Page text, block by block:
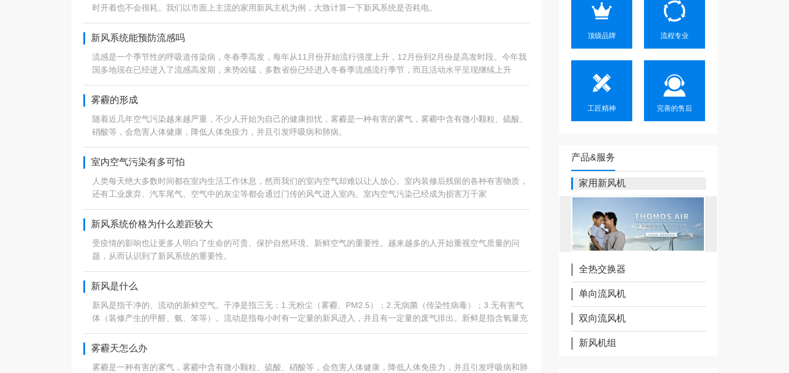
时开着也不会很耗。我们以市面上主流的家用新风主机为例，大致计算一下新风系统是否耗电。
新风系统能预防流感吗
流感是一个季节性的呼吸道传染病，冬春季高发，每年从11月份开始流行强度上升，12月份到2月份是高发时段。今年我
国多地现在已经进入了流感高发期，来势凶猛，多数省份已经进入冬春季流感流行季节，而且活动水平呈现继续上升
雾霾的形成
随着近几年空气污染越来越严重，不少人开始为自己的健康担忧，雾霾是一种有害的雾气，雾霾中含有微小颗粒、硫酸、
硝酸等，会危害人体健康，降低人体免疫力，并且引发呼吸病和肺病。
室内空气污染有多可怕
人类每天绝大多数时间都在室内生活工作休息，然而我们的室内空气却难以让人放心。室内装修后残留的各种有害物质，
还有工业废弃、汽车尾气、空气中的灰尘等都会通过门传的风气进入室内。室内空气污染已经成为损害万千家
新风系统价格为什么差距较大
受疫情的影响也让更多人明白了生命的可贵、保护自然环境、新鲜空气的重要性。越来越多的人开始重视空气质量的问
题，从而认识到了新风系统的重要性。
新风是什么
新风是指干净的、流动的新鲜空气。干净是指三无：1.无粉尘（雾霾、PM2.5）；2.无病菌（传染性病毒）；3.无有害气
体（装修产生的甲醛、氨、笨等）。流动是指每小时有一定量的新风进入，并且有一定量的废气排出。新鲜是指含氧量充
雾霾天怎么办
雾霾是一种有害的雾气，雾霾中含有微小颗粒、硫酸、硝酸等，会危害人体健康，降低人体免疫力，并且引发呼吸病和肺
顶级品牌 流程专业
工匠精神 完善的售后
产品&服务
家用新风机
全热交换器
单向流风机
双向流风机
新风机组